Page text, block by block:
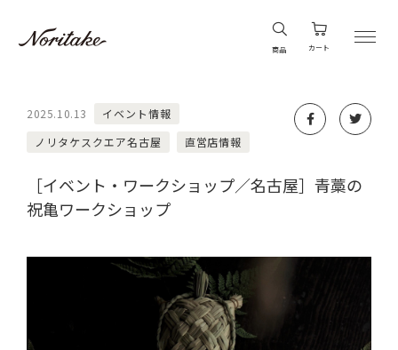
商品 カート
2025.10.13
イベント情報
ノリタケスクエア名古屋
直営店情報
［イベント・ワークショップ／名古屋］青藁の
祝亀ワークショップ